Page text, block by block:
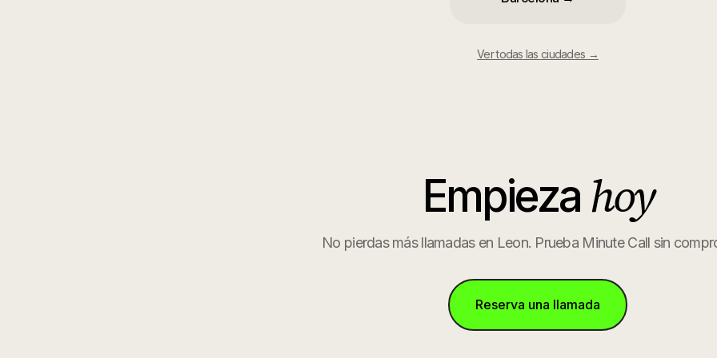
Ver todas las ciudades →
Empieza hoy
No pierdas más llamadas en Leon. Prueba Minute Call sin
Reserva una llamada